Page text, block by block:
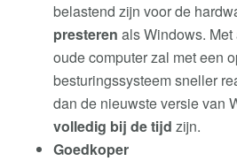
belastend zijn voor de
presteren als Windows.
oude computer zal met een
besturingssysteem sneller
dan de nieuwste versie van
volledig bij de tijd zijn.
Goedkoper